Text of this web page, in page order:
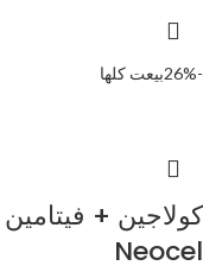
-26% بيعت كلها
Neocel